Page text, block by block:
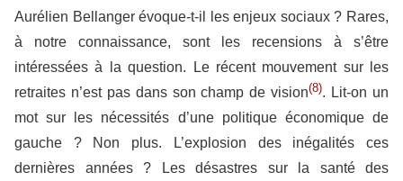
Aurélien Bellanger évoque-t-il les enjeux sociaux ? Rares,
à notre connaissance, sont les recensions à s’être
intéressées à la question. Le récent mouvement sur les
retraites n’est pas dans son champ de vision(8). Lit-on un
mot sur les nécessités d’une politique économique de
gauche ? Non plus. L’explosion des inégalités ces
dernières années ? Les désastres sur la santé des